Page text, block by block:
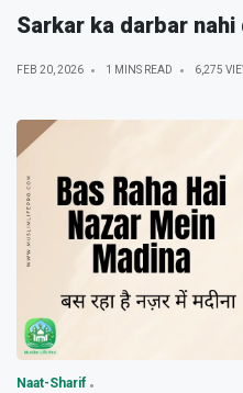
Sarkar ka darbar
FEB 20, 2026 1 MINS READ 6,275
Naat-Sharif